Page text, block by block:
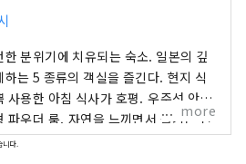
한 분위기에 치유되는 숙소. 일본의 깊
하는 5 종류의 객실을 즐긴다. 현지 식
사용한 아침 식사가 호평. 우주선 안과
파우더 룸. 자연을 느끼면서 즐기는 전
작 스토브에 의한 몸도 마음도 따뜻해
more
다.